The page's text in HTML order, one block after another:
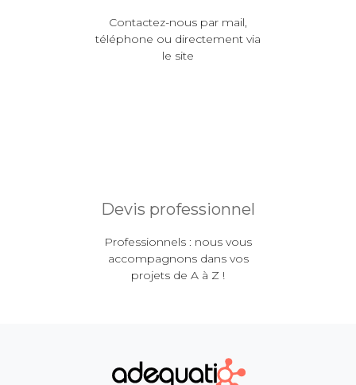
Contactez-nous par mail,
téléphone ou directement via
le site
Devis professionnel
Professionnels : nous vous
accompagnons dans vos
projets de A à Z !